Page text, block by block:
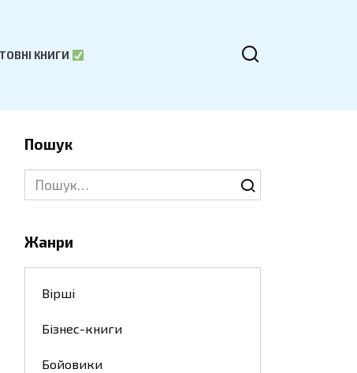
КНИГИ
Пошук
Search
for:
Жанри
Вірші
Бізнес-книги
Бойовики